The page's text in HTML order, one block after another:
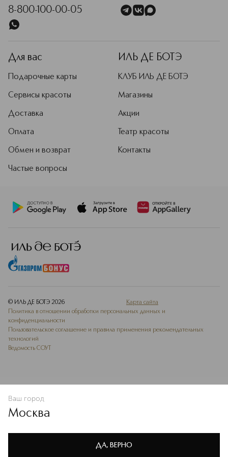
Политике конфиденциальности
В КОРЗИНУ
8-800-100-00-05
Для вас
Подарочные карты
Сервисы красоты
Доставка
Оплата
Обмен и возврат
Частые вопросы
ИЛЬ ДЕ БОТЭ
КЛУБ ИЛЬ ДЕ БОТЭ
Магазины
Акции
Театр красоты
Контакты
© ИЛЬ ДЕ БОТЭ 2026
Карта сайта
Политика в отношении обработки персональных данных и
конфиденциальности
Пользовательское соглашение и правила применения рекомендательных
технологий
Ведомость СОУТ
Ваш город
Москва
ДА, ВЕРНО